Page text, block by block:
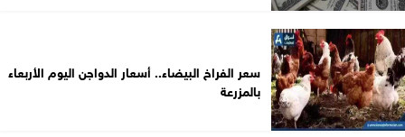
سعر الفراخ البيضاء.. أسعار الدواجن اليوم الأربعاء
بالمزرعة